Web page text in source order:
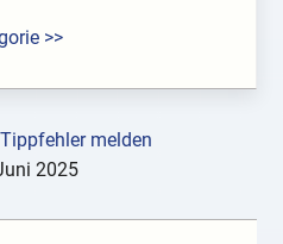
>>
melden
2025